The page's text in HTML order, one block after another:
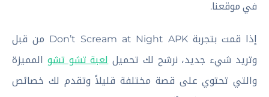
في موقعنا.
إذا قمت بتجربة Don’t Scream at Night APK من قبل
وتريد شيء جديد، نرشح لك تحميل لعبة تشو تشو المميزة
والتي تحتوي على قصة مختلفة قليلاً وتقدم لك خصائص